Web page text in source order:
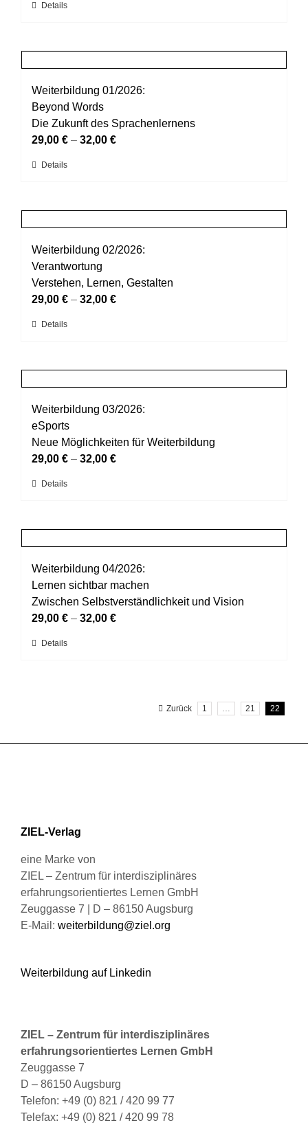
Optionen
gewählt
werden
Dieses
Varianten
auf.
Die
Optionen
können
der
Details
Weiterbildung 01/2026:
Beyond Words
Die Zukunft des Sprachenlernens
29,00 € – 32,00 €
Dieses
Varianten
auf.
Die
Optionen
können
der
Details
Weiterbildung 02/2026:
Verantwortung
Verstehen, Lernen, Gestalten
29,00 € – 32,00 €
Dieses
Varianten
auf.
Die
Optionen
können
der
Details
Weiterbildung 03/2026:
eSports
Neue Möglichkeiten für Weiterbildung
29,00 € – 32,00 €
Dieses
Varianten
auf.
Die
Optionen
können
der
Details
Weiterbildung 04/2026:
Lernen sichtbar machen
Zwischen Selbstverständlichkeit und Vision
29,00 € – 32,00 €
Dieses
Die
Produktseite
werden
Details
Zurück 1 … 21 22
ZIEL-Verlag
eine Marke von
ZIEL – Zentrum für interdisziplinäres
erfahrungsorientiertes Lernen GmbH
Zeuggasse 7 | D – 86150 Augsburg
E-Mail: weiterbildung@ziel.org
Weiterbildung auf Linkedin
ZIEL – Zentrum für interdisziplinäres
erfahrungsorientiertes Lernen GmbH
Zeuggasse 7
D – 86150 Augsburg
Telefon: +49 (0) 821 / 420 99 77
Telefax: +49 (0) 821 / 420 99 78